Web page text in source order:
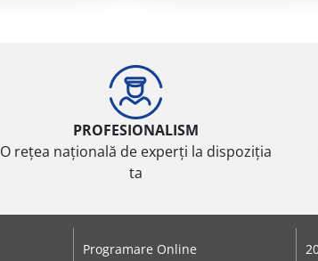
PROFESIONALISM
O rețea națională de experți la dispoziția
ta
Programare Online